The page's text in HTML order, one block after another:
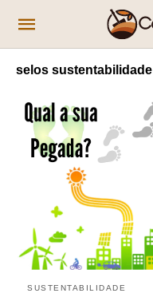
selos sustentabilidade
SUSTENTABILIDADE